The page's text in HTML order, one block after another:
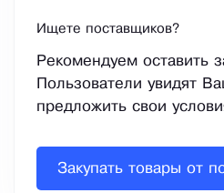
Ищете поставщиков?
Рекомендуем оставить
Пользователи увидят
предложить свои
Закупать товары от